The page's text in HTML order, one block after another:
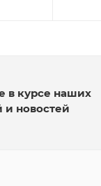
в курсе наших
и новостей